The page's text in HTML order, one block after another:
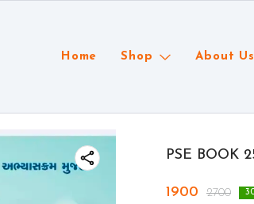
Home Shop About Us
PSE BOOK
1900 2700